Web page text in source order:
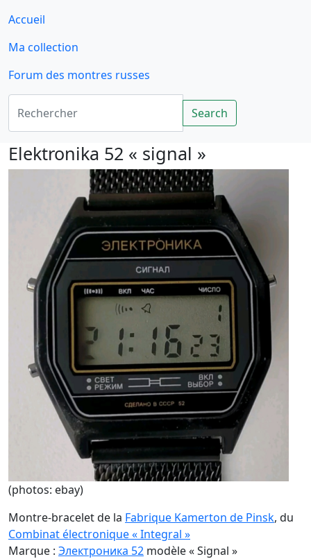
Accueil
Ma collection
Forum des montres russes
Rechercher
Search
Elektronika 52 « signal »
(photos: ebay)
Montre-bracelet de la Fabrique Kamerton de Pinsk, du
Combinat électronique « Integral »
Marque : Электроника 52 modèle « Signal »